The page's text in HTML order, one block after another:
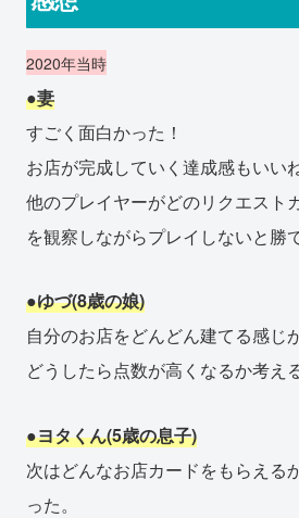
2020年当時
●妻
すごく面白かった！
お店が完成していく達成感もいいね
他のプレイヤーがどのリクエスト
を観察しながらプレイしないと勝
●ゆづ(8歳の娘)
自分のお店をどんどん建てる感じ
どうしたら点数が高くなるか考え
●ヨタくん(5歳の息子)
次はどんなお店カードをもらえる
った。